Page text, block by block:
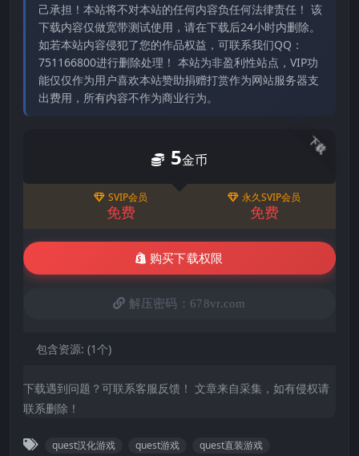
己承担！本站将不对本站的任何内容负任何法律责任！ 该
下载内容仅做宽带测试使用，请在下载后24小时内删除。
如若本站内容侵犯了您的作品权益，可联系我们QQ：
751166800进行删除处理！ 本站为非盈利性站点，VIP功
能仅仅作为用户喜欢本站赞助捐赠打赏作为网站服务器支
出费用，所有内容不作为商业行为。
下载
5金币
SVIP会员
免费
永久SVIP会员
免费
购买下载权限
解压密码：678vr.com
包含资源: (1个)
下载遇到问题？可联系客服反馈！ 文章来自采集，如有侵权请
联系删除！
quest汉化游戏 quest游戏 quest直装游戏